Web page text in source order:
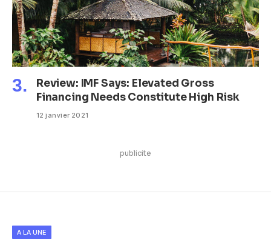
Review: IMF Says: Elevated Gross
Financing Needs Constitute High Risk
12 janvier 2021
publicite
A LA UNE